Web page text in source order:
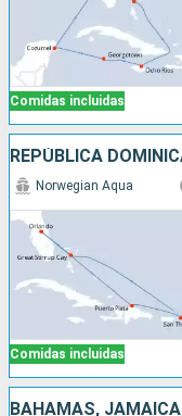
Comidas incluidas
Comidas incluidas
Norwegian Aqua